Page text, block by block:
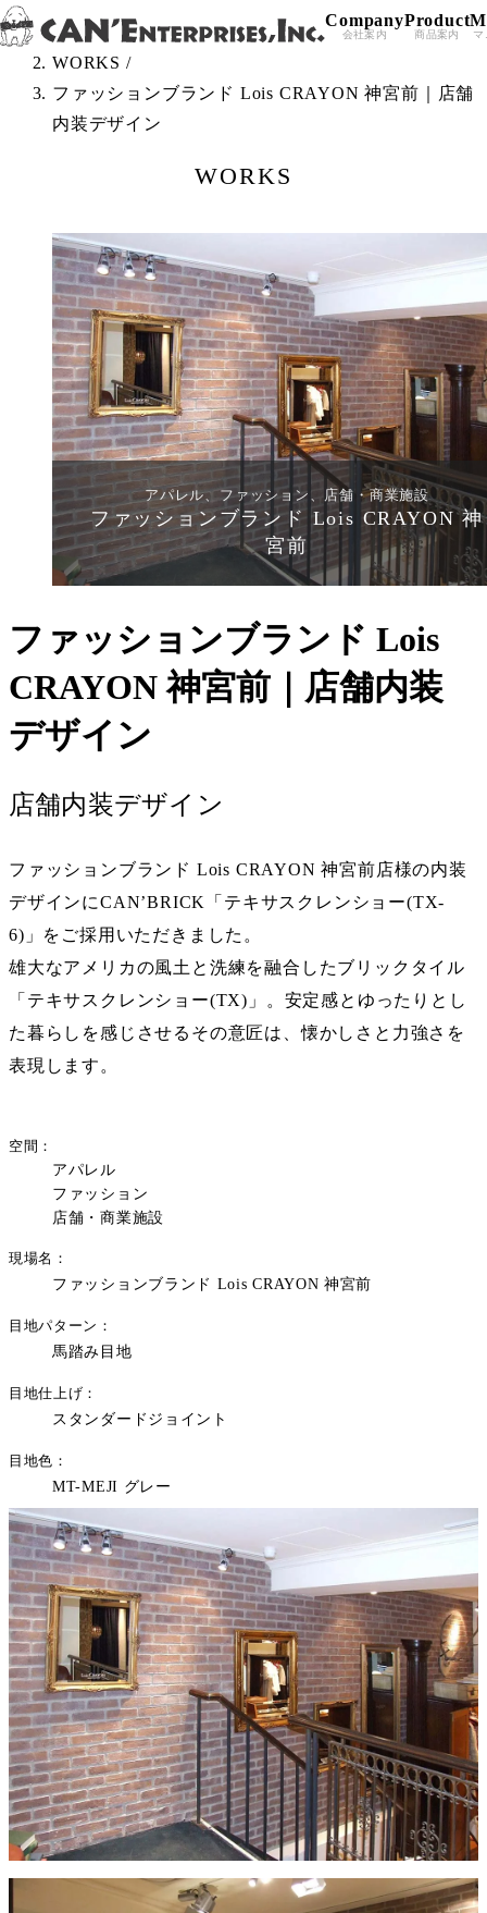
Skip to content
Company
会社案内
Product
商品案内 マ
TOP /
WORKS /
ファッションブランド Lois CRAYON 神宮前｜店舗
内装デザイン
WORKS
アパレル、ファッション、店舗・商業施設
ファッションブランド Lois CRAYON 神
宮前
ファッションブランド Lois
CRAYON 神宮前｜店舗内装
デザイン
店舗内装デザイン
ファッションブランド Lois CRAYON 神宮前店様の内装
デザインにCAN’BRICK「テキサスクレンショー(TX-
6)」をご採用いただきました。
雄大なアメリカの風土と洗練を融合したブリックタイル
「 テキサスクレンショー(TX) 」。安定感とゆったりとし
た暮らしを感じさせるその意匠は、懐かしさと力強さを
表現します。
空間
アパレル
ファッション
店舗・商業施設
現場名
ファッションブランド Lois CRAYON 神宮前
目地パターン
馬踏み目地
目地仕上げ
スタンダードジョイント
目地色
MT-MEJI グレー